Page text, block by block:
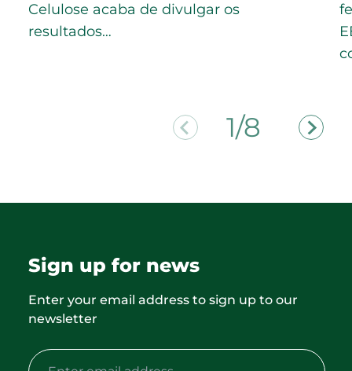
Celulose acaba de divulgar os
resultados…
2/8
Sign up for news
Enter your email address to sign up to our
newsletter